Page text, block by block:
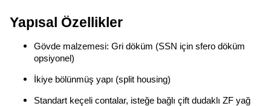
Yapısal Özellikler
Gövde malzemesi: Gri döküm (SSN için sfero döküm
opsiyonel)
İkiye bölünmüş yapı (split housing)
Standart keçeli contalar, isteğe bağlı çift dudaklı ZF yağ